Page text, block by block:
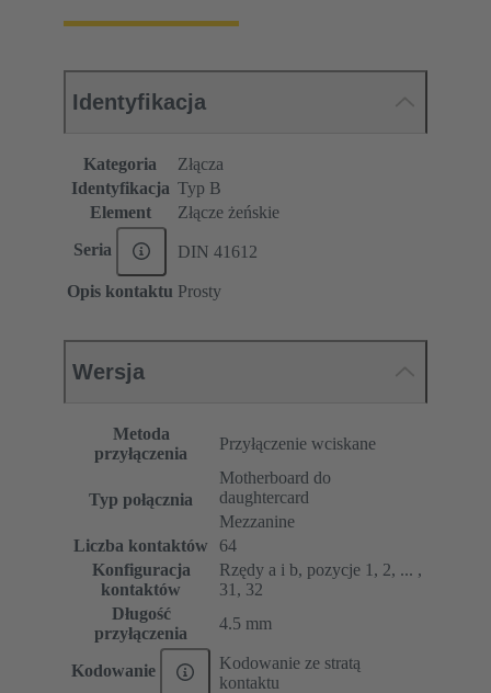
Identyfikacja
Kategoria
Złącza
Identyfikacja Typ B
Element
Złącze żeńskie
Seria DIN 41612
Opis kontaktu Prosty
Wersja
Metoda
przyłączenia
Przyłączenie wciskane
Typ połącznia
Motherboard do
daughtercard
Mezzanine
Liczba kontaktów
64
Konfiguracja
kontaktów
Rzędy a i b, pozycje 1, 2, ... ,
31, 32
Długość
przyłączenia
4.5 mm
Kodowanie
Kodowanie ze stratą
kontaktu